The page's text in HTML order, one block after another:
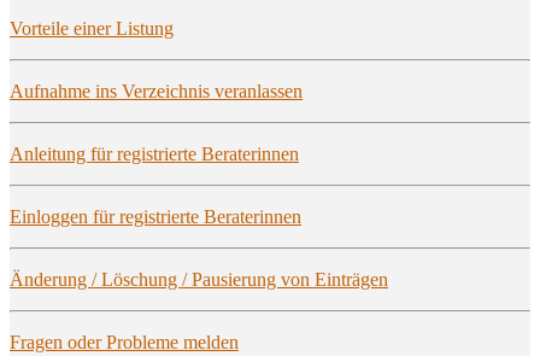
Vor­tei­le einer Listung
Auf­nah­me ins Ver­zeich­nis veranlassen
Anlei­tung für regis­trier­te Beraterinnen
Ein­log­gen für regis­trier­te Beraterinnen
Ände­rung / Löschung / Pau­sie­rung von Einträgen
Fra­gen oder Pro­ble­me melden